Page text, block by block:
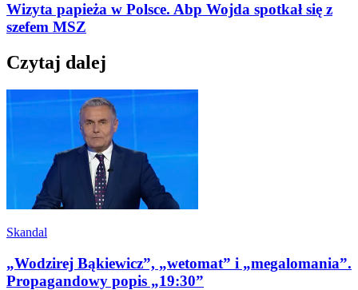
Wizyta papieża w Polsce. Abp Wojda spotkał się z
szefem MSZ
Czytaj dalej
Skandal
„Wodzirej Bąkiewicz”, „wetomat” i „megalomania”.
Propagandowy popis „19:30”